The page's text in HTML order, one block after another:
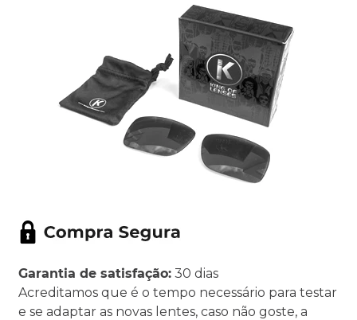
Garantia de satisfação: 30 dias
Acreditamos que é o tempo necessário para testar
e se adaptar as novas lentes, caso não goste, a